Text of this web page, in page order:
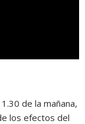
de la mañana,
los efectos del